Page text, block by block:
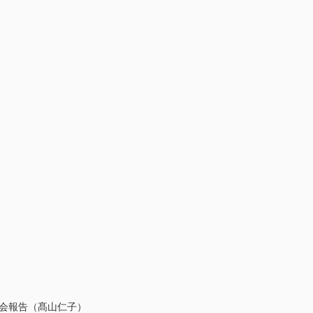
告（髙山仁子）